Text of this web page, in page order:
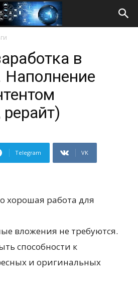
в
Наполнение
Telegram VK
хорошая работа для
вложения не требуются.
способности к
и оригинальных